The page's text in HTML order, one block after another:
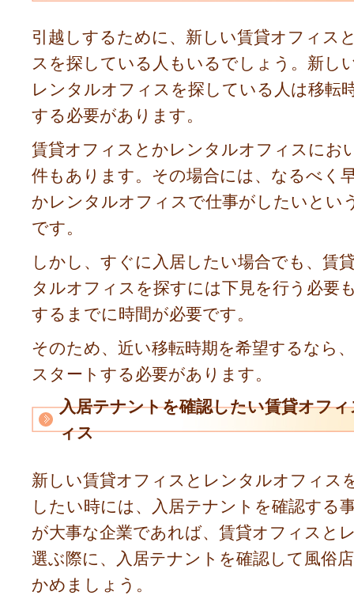
引越しするために、新しい賃貸オフィス
スを探している人もいるでしょう。新し
レンタルオフィスを探している人は移転
する必要があります。
賃貸オフィスとかレンタルオフィスにお
件もあります。その場合には、なるべく
かレンタルオフィスで仕事がしたいとい
です。
しかし、すぐに入居したい場合でも、賃
タルオフィスを探すには下見を行う必要
するまでに時間が必要です。
そのため、近い移転時期を希望するなら
スタートする必要があります。
入居テナントを確認したい賃貸オフ
ィス
新しい賃貸オフィスとレンタルオフィス
したい時には、入居テナントを確認する
が大事な企業であれば、賃貸オフィスと
選ぶ際に、入居テナントを確認して風俗
かめましょう。